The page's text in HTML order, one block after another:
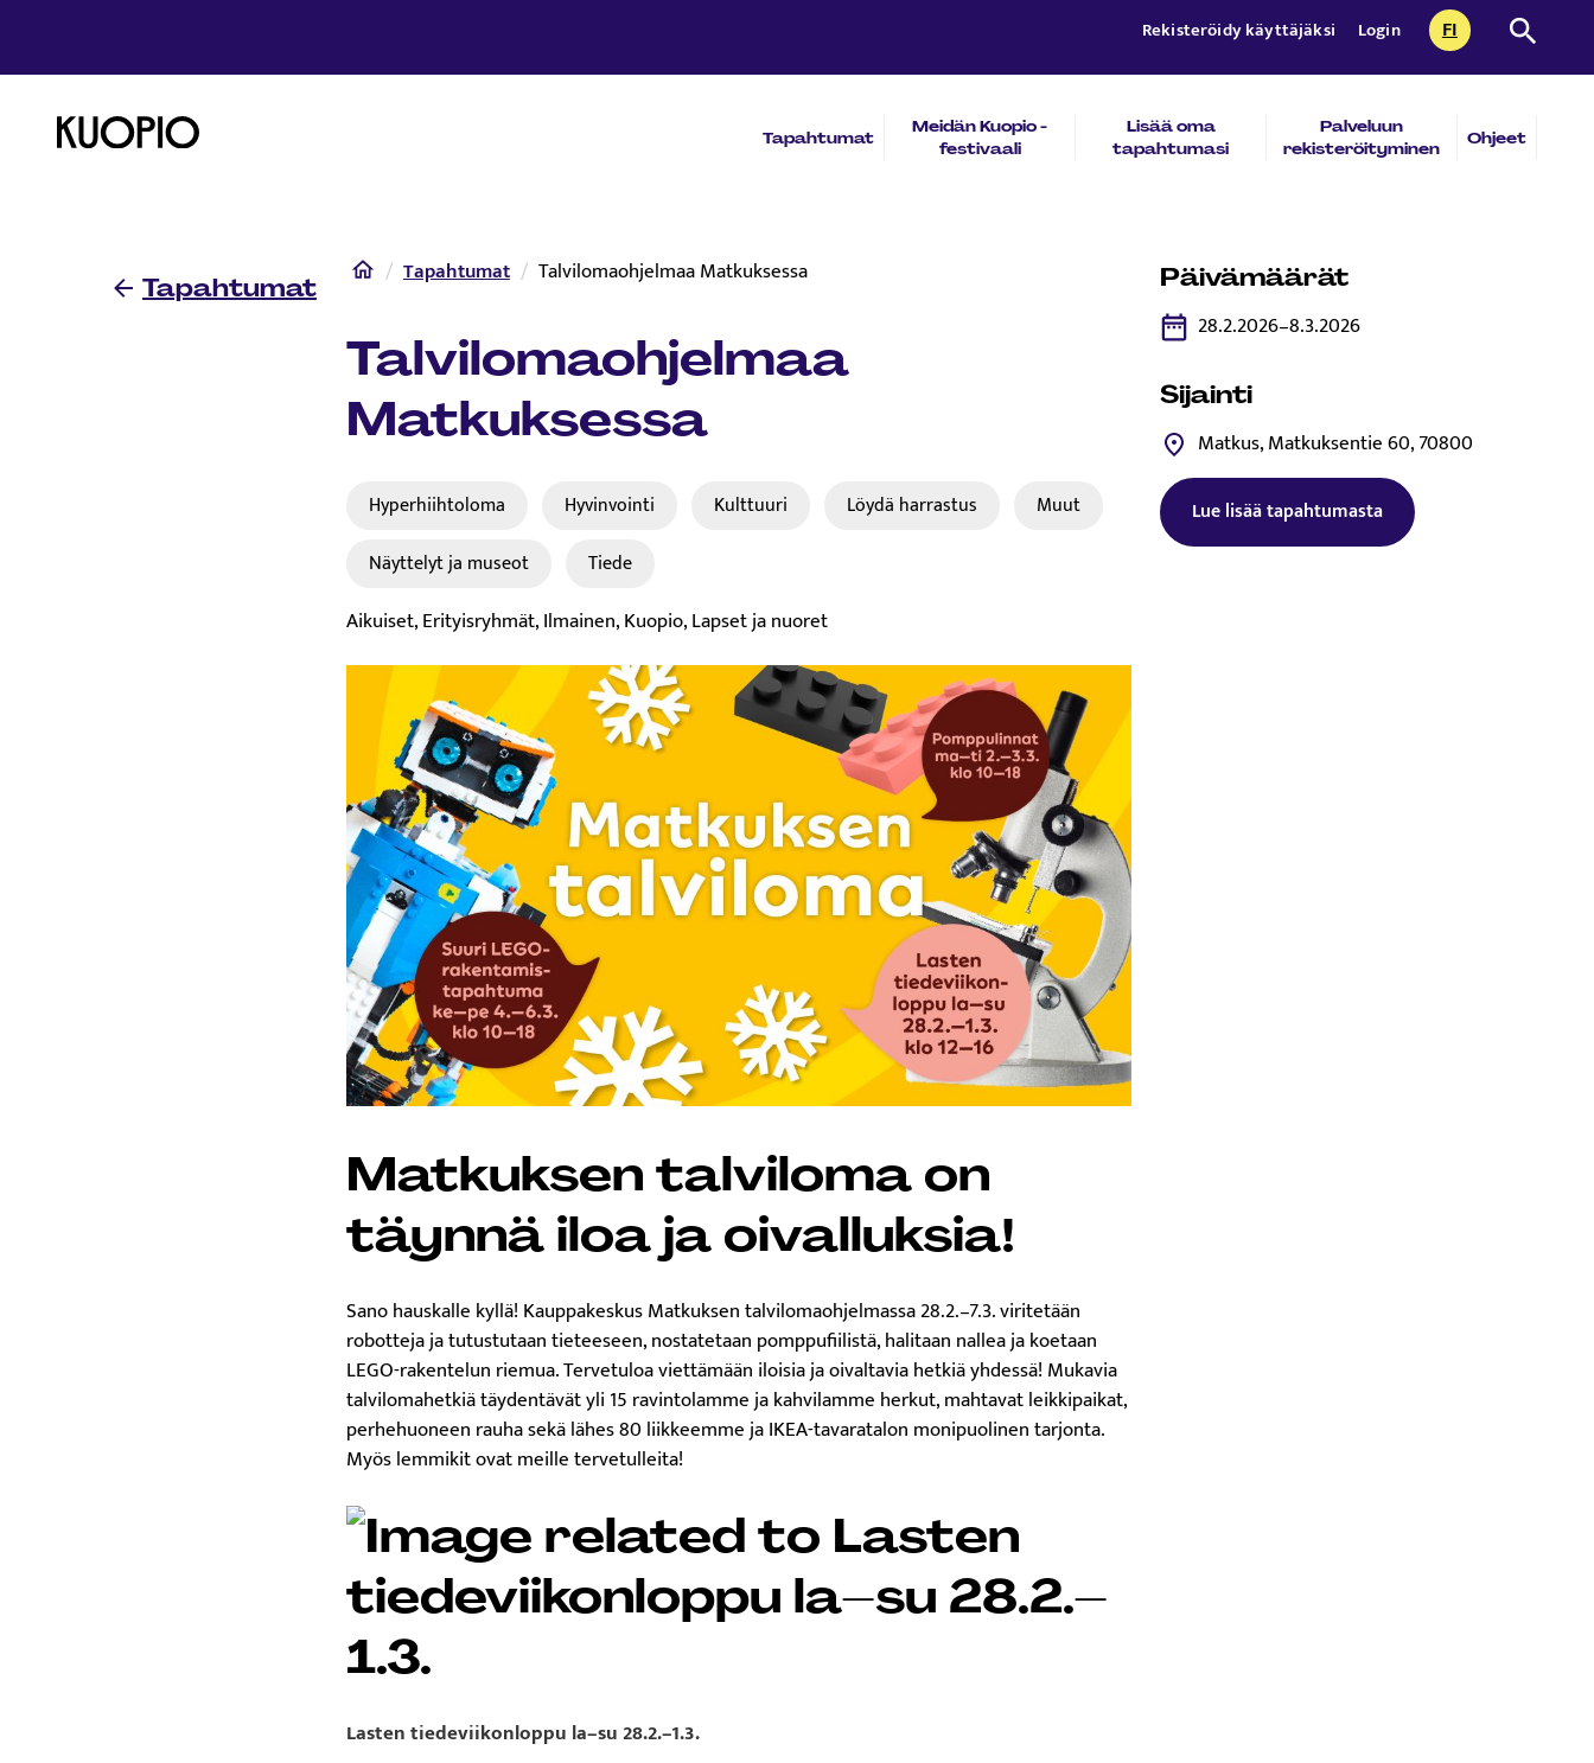
Rekisteröidy käyttäjäksi Login FICURRENTLY
SUOMI Etsi
Etusivulle Tapahtumat
Meidän Kuopio -
festivaali
Lisää oma
tapahtumasi
Palveluun
rekisteröityminen
Ohjeet
Tapahtumat
Etusivu
Tapahtumat Talvilomaohjelmaa Matkuksessa
Talvilomaohjelmaa
Matkuksessa
Hyperhiihtoloma Hyvinvointi Kulttuuri Löydä harrastus
Muut
Näyttelyt ja museot
Tiede
Aikuiset, Erityisryhmät, Ilmainen, Kuopio, Lapset ja nuoret
Matkuksen talviloma on
täynnä iloa ja oivalluksia!
Sano hauskalle kyllä! Kauppakeskus Matkuksen talvilomaohjelmassa 28.2.–7.3. viritetään
robotteja ja tutustutaan tieteeseen, nostatetaan pomppufiilistä, halitaan nallea ja koetaan
LEGO-rakentelun riemua. Tervetuloa viettämään iloisia ja oivaltavia hetkiä yhdessä! Mukavia
talvilomahetkiä täydentävät yli 15 ravintolamme ja kahvilamme herkut, mahtavat leikkipaikat,
perhehuoneen rauha sekä lähes 80 liikkeemme ja IKEA-tavaratalon monipuolinen tarjonta.
Myös lemmikit ovat meille tervetulleita!
Lasten tiedeviikonloppu la–su 28.2.–1.3.
Päivämäärät
28.2.2026–8.3.2026
Sijainti
Matkus, Matkuksentie 60, 70800
Lue lisää tapahtumastaTämä linkki aukeaa uuteen